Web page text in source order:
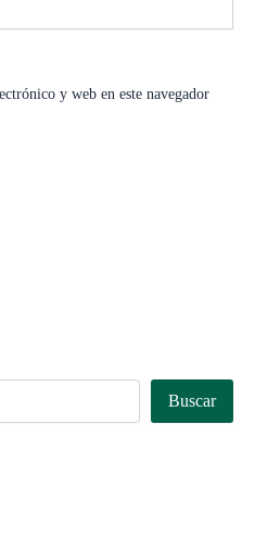
y web en este navegador
Buscar